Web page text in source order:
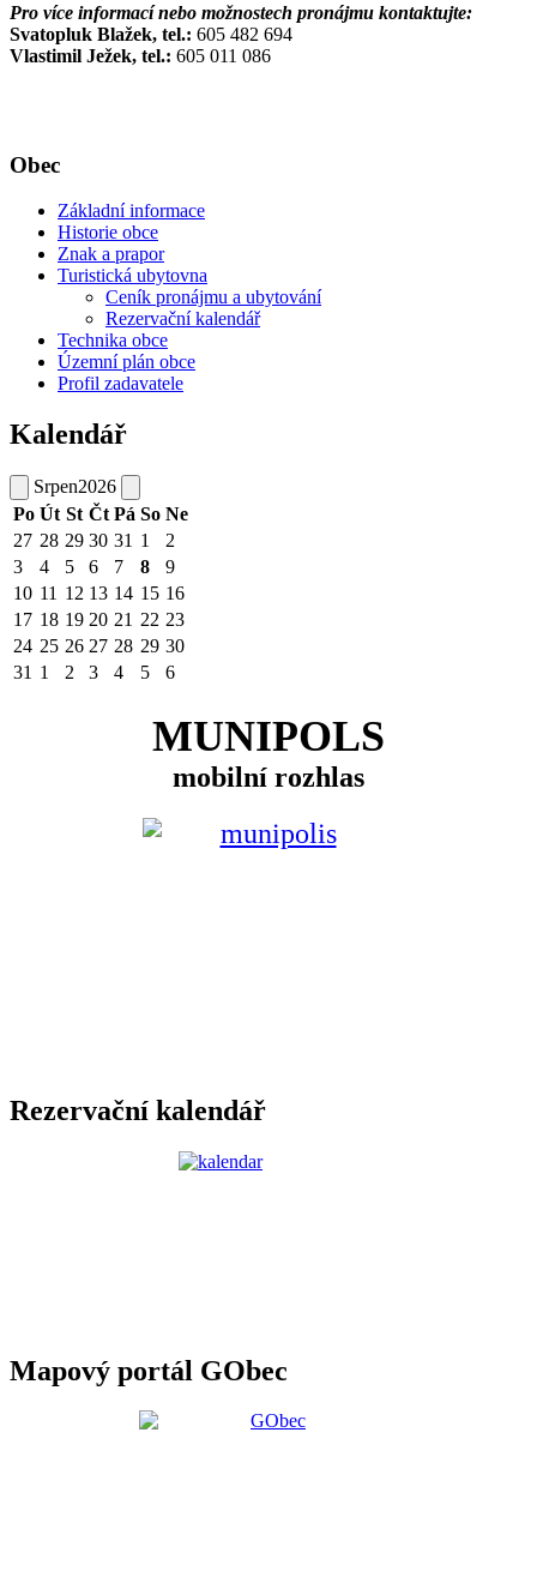
Pro více informací nebo možnostech pronájmu kontaktujte:
Svatopluk Blažek, tel.: 605 482 694
Vlastimil Ježek, tel.: 605 011 086
Obec
Základní informace
Historie obce
Znak a prapor
Turistická ubytovna
Ceník pronájmu a ubytování
Rezervační kalendář
Technika obce
Územní plán obce
Profil zadavatele
Kalendář
Srpen2026
Po Út St Čt Pá So Ne
27 28 29 30 31 1
2
3
4 5 6 7 8
9
10 11 12 13 14 15 16
17 18 19 20 21 22 23
24 25 26 27 28 29 30
31 1 2 3 4 5 6
MUNIPOLS
mobilní rozhlas
Rezervační kalendář
Mapový portál GObec